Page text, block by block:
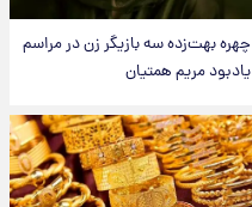
چهره بهت‌زده سه بازیگر زن در مراسم
یادبود مریم همتیان